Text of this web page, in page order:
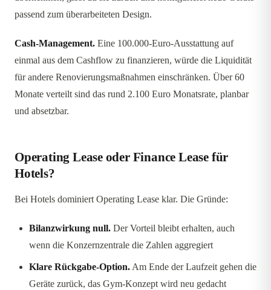
passend zum überarbeiteten Design.
Cash-Management. Eine 100.000-Euro-Ausstattung auf
einmal aus dem Cashflow zu finanzieren, würde die Liquidität
für andere Renovierungsmaßnahmen einschränken. Über 60
Monate verteilt sind das rund 2.100 Euro Monatsrate, planbar
und absetzbar.
Operating Lease oder Finance Lease für
Hotels?
Bei Hotels dominiert Operating Lease klar. Die Gründe:
Bilanzwirkung null. Der Vorteil bleibt erhalten, auch
wenn die Konzernzentrale die Zahlen aggregiert
Klare Rückgabe-Option. Am Ende der Laufzeit gehen die
Geräte zurück, das Gym-Konzept wird neu gedacht